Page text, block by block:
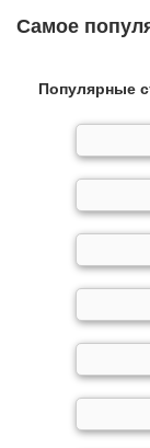
Самое
Популярные